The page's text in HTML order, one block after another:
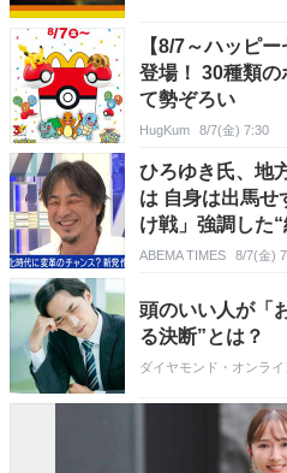
【8/7～ハッピ
登場！ 30種類の
て勢ぞろい
HugKum 8/7(金) 7:30
ひろゆき氏、地
は 自身は出馬せ
け戦」強調した
新システムの内
ABEMA TIMES 8/7(金)
頭のいい人が「
る決断”とは？
ダイヤモンド・オンライ